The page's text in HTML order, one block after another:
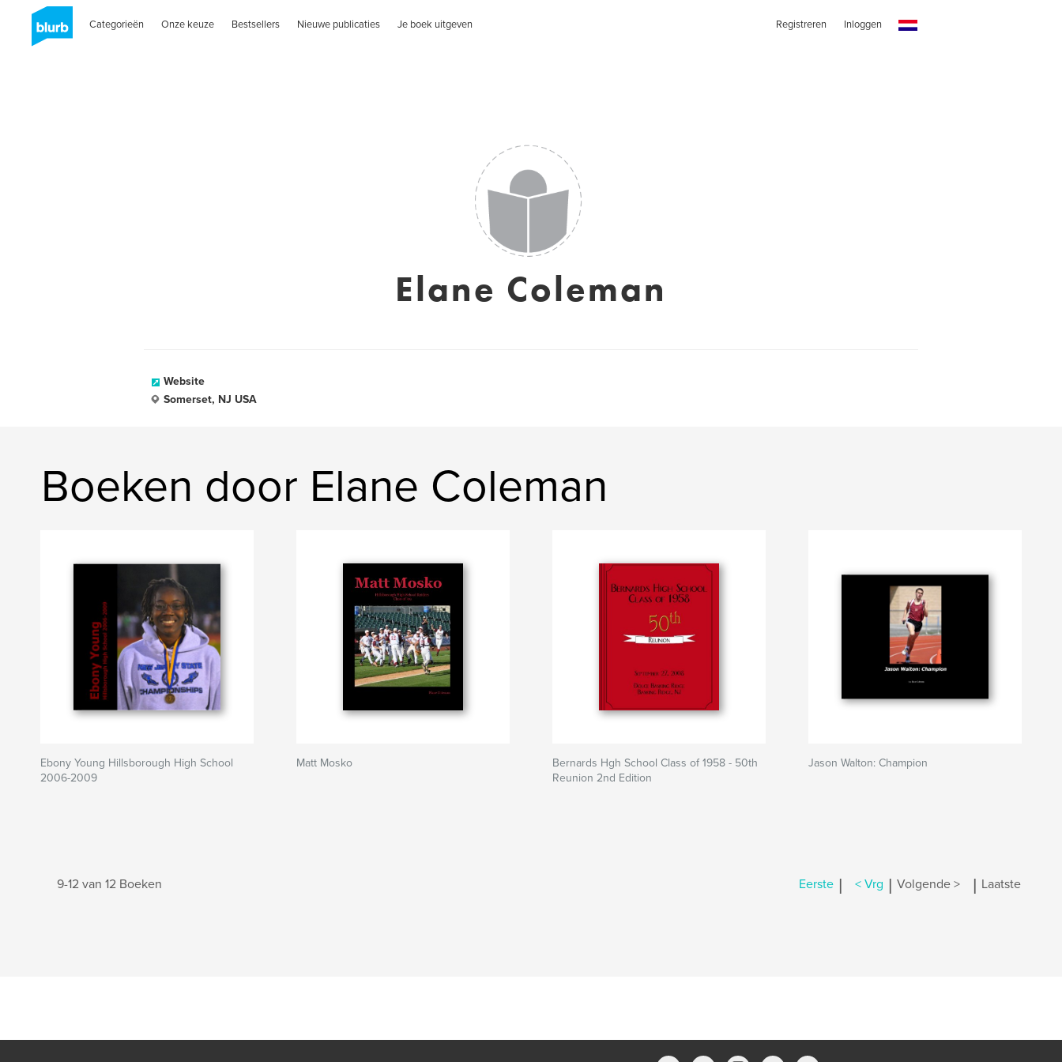
Categorieën Onze keuze Bestsellers Nieuwe publicaties Je boek uitgeven Registreren Inloggen
Elane Coleman
Website
Somerset, NJ USA
Boeken door Elane Coleman
Ebony Young Hillsborough High School
2006-2009
Matt Mosko
Bernards Hgh School Class of 1958 - 50th
Reunion 2nd Edition
Jason Walton: Champion
9-12 van 12 Boeken Eerste | < Vrg | Volgende > | Laatste